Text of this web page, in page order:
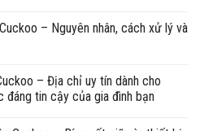
– Nguyên nhân, cách xử lý và
– Địa chỉ uy tín dành cho
đáng tin cậy của gia đình bạn